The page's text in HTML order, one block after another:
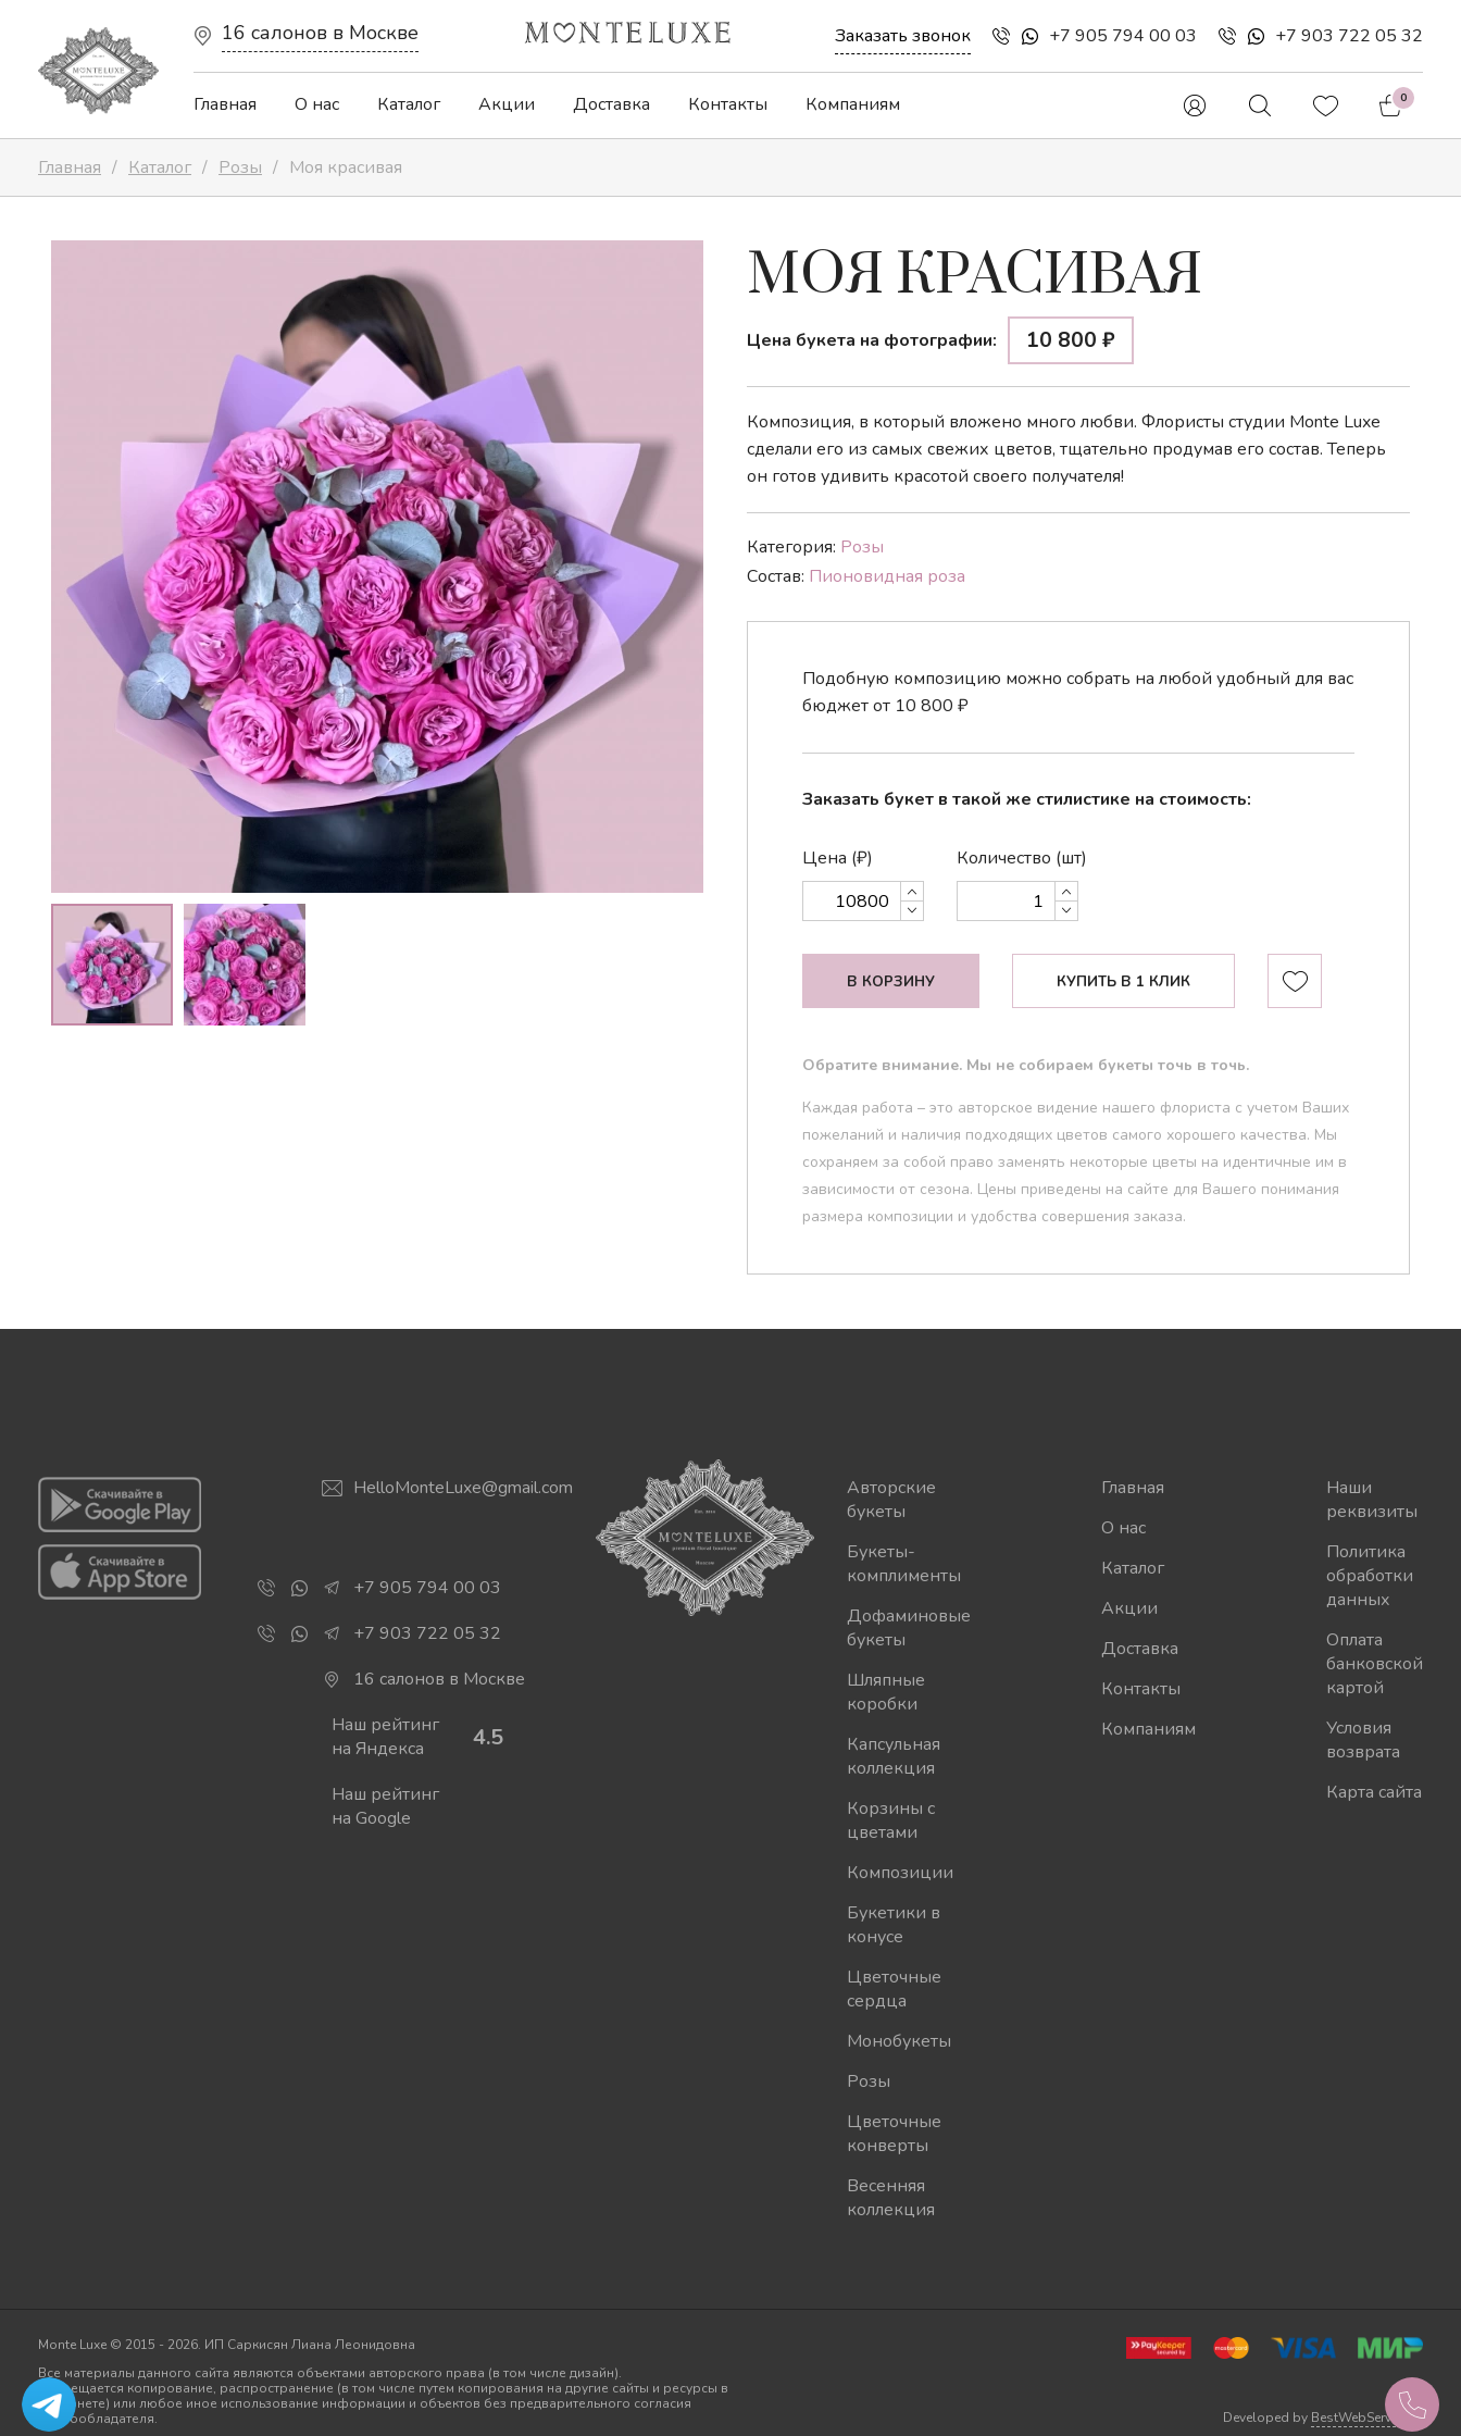
16 салонов в Москве Заказать звонок +7 905 794 00 03 +7 903 722 05 32
Главная О нас Каталог
Авторские букеты Букеты-комплименты Дофаминовые букеты Шляпные коробки
Капсульная коллекция Композиции Букетики в конусе
Цветочные сердца Монобукеты Розы Цветочные конверты
Весенняя коллекция
Акции Доставка Контакты Компаниям 0
Главная Каталог Розы Моя красивая
МОЯ КРАСИВАЯ
Цена букета на фотографии: 10 800 ₽
Композиция, в который вложено много любви. Флористы студии Monte Luxe
сделали его из самых свежих цветов, тщательно продумав его состав. Теперь
он готов удивить красотой своего получателя!
Категория: Розы
Состав: Пионовидная роза
Подобную композицию можно собрать на любой удобный для вас
бюджет от 10 800 ₽
Заказать букет в такой же стилистике на стоимость:
Цена (₽) Количество (шт)
В КОРЗИНУ КУПИТЬ В 1 КЛИК
Обратите внимание. Мы не собираем букеты точь в точь.
Каждая работа – это авторское видение нашего флориста с учетом Ваших
пожеланий и наличия подходящих цветов самого хорошего качества. Мы
сохраняем за собой право заменять некоторые цветы на идентичные им в
зависимости от сезона. Цены приведены на сайте для Вашего понимания
размера композиции и удобства совершения заказа.
HelloMonteLuxe@gmail.com
+7 905 794 00 03
+7 903 722 05 32
16 салонов в Москве
Наш рейтинг
на Яндекса
4.5
Наш рейтинг
на Google
Авторские
букеты
Букеты-
комплименты
Дофаминовые
букеты
Шляпные
коробки
Капсульная
коллекция
Корзины с
цветами
Композиции
Букетики в
конусе
Цветочные
сердца
Монобукеты
Розы
Цветочные
конверты
Весенняя
коллекция
Главная
О нас
Каталог
Акции
Доставка
Контакты
Компаниям
Наши
реквизиты
Политика
обработки
данных
Оплата
банковской
картой
Условия
возврата
Карта сайта
Monte Luxe © 2015 - 2026. ИП Саркисян Лиана Леонидовна
Все материалы данного сайта являются объектами авторского права (в том числе дизайн).
Запрещается копирование, распространение (в том числе путем копирования на другие сайты и ресурсы в
Интернете) или любое иное использование информации и объектов без предварительного согласия
правообладателя.
Developed by BestWebService.ru
НАЙТИ